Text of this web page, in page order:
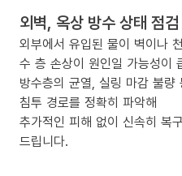
외벽, 옥상 방수 상태 점검
외부에서 유입된 물이 벽이나
수 층 손상이 원인일 가능성이
방수층의 균열, 실링 마감 불
침투 경로를 정확히 파악해
추가적인 피해 없이 신속히 복
드립니다.